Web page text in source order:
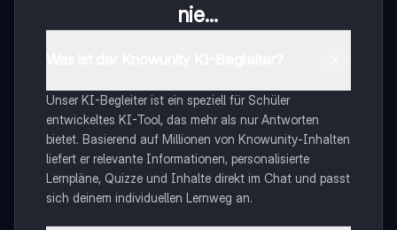
nie...
Unser KI-Begleiter ist ein speziell für Schüler
entwickeltes KI-Tool, das mehr als nur Antworten
bietet. Basierend auf Millionen von Knowunity-Inhalten
liefert er relevante Informationen, personalisierte
Lernpläne, Quizze und Inhalte direkt im Chat und passt
sich deinem individuellen Lernweg an.